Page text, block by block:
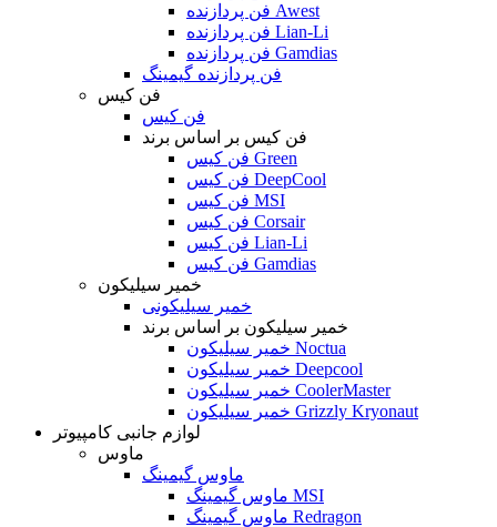
فن پردازنده Awest
فن پردازنده Lian-Li
فن پردازنده Gamdias
فن پردازنده گیمینگ
فن کیس
فن کیس
فن کیس بر اساس برند
فن کیس Green
فن کیس DeepCool
فن کیس MSI
فن کیس Corsair
فن کیس Lian-Li
فن کیس Gamdias
خمیر سیلیکون
خمیر سیلیکونی
خمیر سیلیکون بر اساس برند
خمیر سیلیکون Noctua
خمیر سیلیکون Deepcool
خمیر سیلیکون CoolerMaster
خمیر سیلیکون Grizzly Kryonaut
لوازم جانبی کامپیوتر
ماوس
ماوس گیمینگ
ماوس گیمینگ MSI
ماوس گیمینگ Redragon